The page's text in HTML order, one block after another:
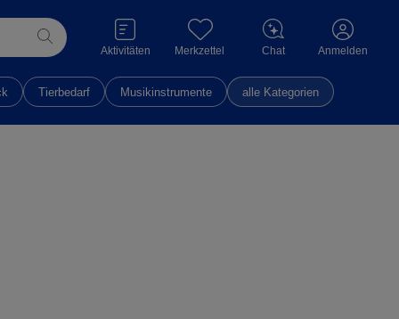
Aktivitäten Merkzettel Chat Anmelden
Tierbedarf Musikinstrumente alle Kategorien